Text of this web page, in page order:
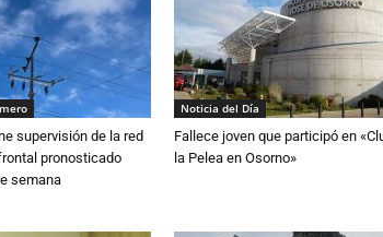
supervisión de la red
pronosticado
semana
Noticia del Día
Fallece joven que participó en
la Pelea en Osorno»